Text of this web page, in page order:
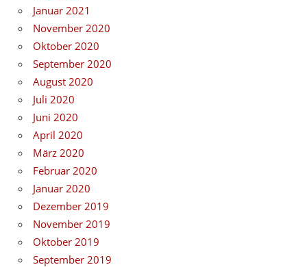
Januar 2021
November 2020
Oktober 2020
September 2020
August 2020
Juli 2020
Juni 2020
April 2020
März 2020
Februar 2020
Januar 2020
Dezember 2019
November 2019
Oktober 2019
September 2019